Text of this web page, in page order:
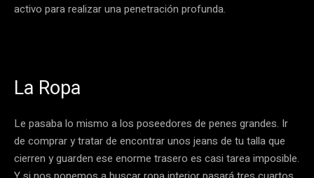
activo para realizar una penetración profunda.
La Ropa
Le pasaba lo mismo a los poseedores de penes grandes. Ir
de comprar y tratar de encontrar unos jeans de tu talla que
cierren y guarden ese enorme trasero es casi tarea imposible.